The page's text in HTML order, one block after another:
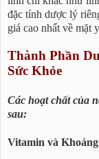
đặc tính dược lý
giá cao nhất về mặt
Thành Phần
Sức Khỏe
Các hoạt chất của
sau:
Vitamin và